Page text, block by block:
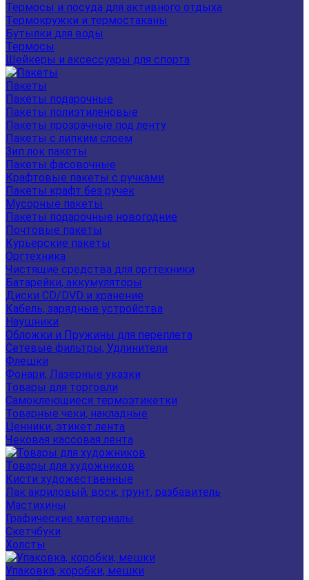
Термосы и посуда для активного отдыха
Термокружки и термостаканы
Бутылки для воды
Термосы
Шейкеры и аксессуары для спорта
Пакеты
Пакеты подарочные
Пакеты полиэтиленовые
Пакеты прозрачные под ленту
Пакеты с липким слоем
Зип лок пакеты
Пакеты фасовочные
Крафтовые пакеты с ручками
Пакеты крафт без ручек
Мусорные пакеты
Пакеты подарочные новогодние
Почтовые пакеты
Курьерские пакеты
Оргтехника
Чистящие средства для оргтехники
Батарейки, аккумуляторы
Диски CD/DVD и хранение
Кабель, зарядные устройства
Наушники
Обложки и Пружины для переплета
Сетевые фильтры, Удлинители
Флешки
Фонари, Лазерные указки
Товары для торговли
Самоклеющиеся термоэтикетки
Товарные чеки, накладные
Ценники, этикет лента
Чековая кассовая лента
Товары для художников
Кисти художественные
Лак акриловый, воск, грунт, разбавитель
Мастихины
Графические материалы
Скетчбуки
Холсты
Упаковка, коробки, мешки